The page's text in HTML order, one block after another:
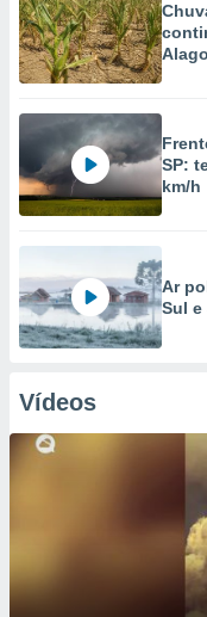
SP:
km/h
Ar
Sul e
Vídeos